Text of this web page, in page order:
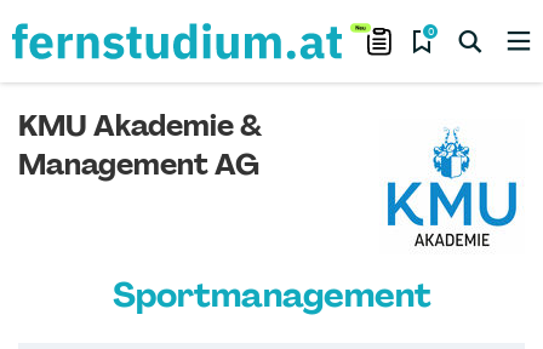
0
KMU Akademie &
Management AG
Sportmanagement